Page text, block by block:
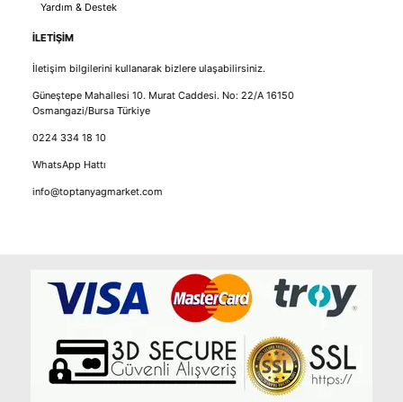
Yardım & Destek
İLETİŞİM
İletişim bilgilerini kullanarak bizlere ulaşabilirsiniz.
Güneştepe Mahallesi 10. Murat Caddesi. No: 22/A 16150
Osmangazi/Bursa Türkiye
0224 334 18 10
WhatsApp Hattı
info@toptanyagmarket.com